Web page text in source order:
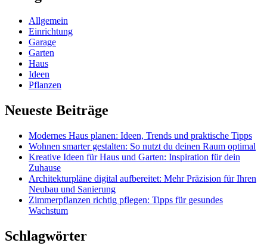
Allgemein
Einrichtung
Garage
Garten
Haus
Ideen
Pflanzen
Neueste Beiträge
Modernes Haus planen: Ideen, Trends und praktische Tipps
Wohnen smarter gestalten: So nutzt du deinen Raum optimal
Kreative Ideen für Haus und Garten: Inspiration für dein
Zuhause
Architekturpläne digital aufbereitet: Mehr Präzision für Ihren
Neubau und Sanierung
Zimmerpflanzen richtig pflegen: Tipps für gesundes
Wachstum
Schlagwörter